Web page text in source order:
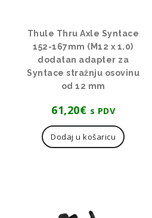
Thule Thru Axle Syntace
152-167mm (M12 x 1.0)
dodatan adapter za
Syntace stražnju osovinu
od 12 mm
61,20€ s PDV
Dodaj u košaricu